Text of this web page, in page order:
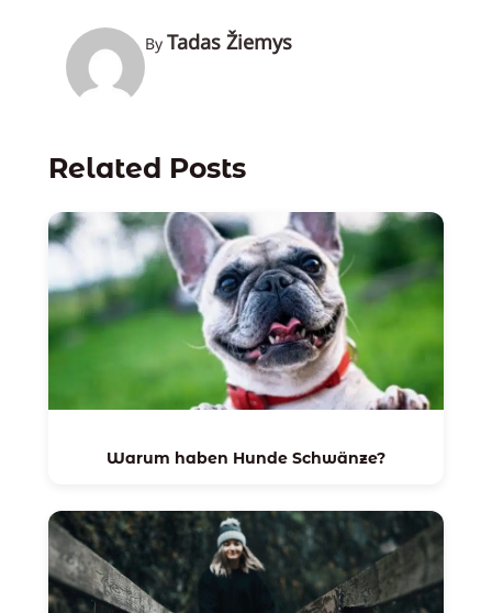
By Tadas Žiemys
Related Posts
Warum haben Hunde Schwänze?